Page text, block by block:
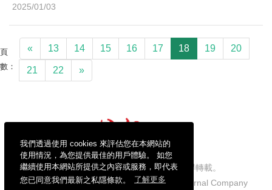
我們透過使用 cookies 來評估您在本網站的
使用情況，為您提供最佳的用戶體驗。 如您
繼續使用本網站所提供之內容或服務，即代表
您已同意我們最新之私隱條款。
了解更多
2025/01/03
頁
數：
« 13 14 15 16 17 18 19 20
21 22 »
信報財經新聞有限公司版權所有，不得轉載。
Copyright © 2026 Hong Kong Economic Journal Company